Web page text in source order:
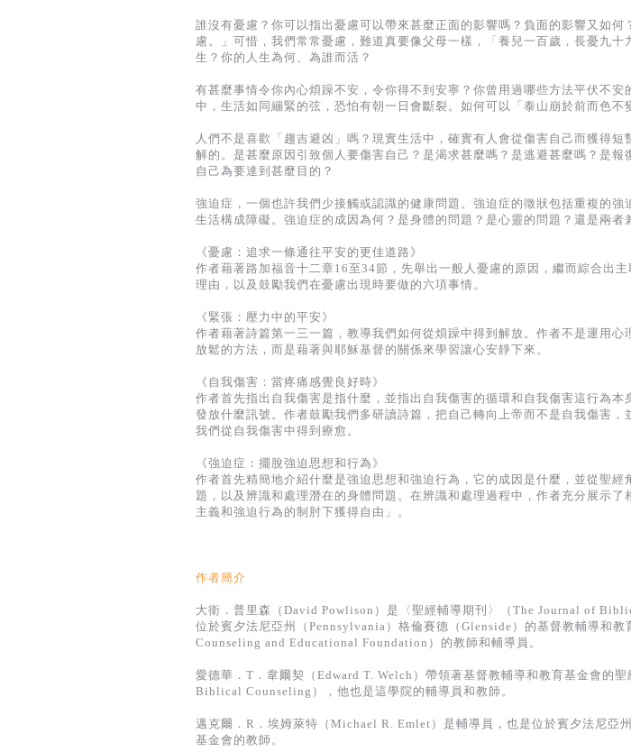
誰沒有憂慮？你可以指出憂慮可以帶來甚麼正面的影響嗎？負面的影響又如何
慮。」可惜，我們常常憂慮，難道真要像父母一樣，「養兒一百歲，長憂九十
生？你的人生為何、為誰而活？
有甚麼事情令你內心煩躁不安，令你得不到安寧？你曾用過哪些方法平伏不安
中，生活如同繃緊的弦，恐怕有朝一日會斷裂。如何可以「泰山崩於前而色不
人們不是喜歡「趨吉避凶」嗎？現實生活中，確實有人會從傷害自己而獲得短
解的。是甚麼原因引致個人要傷害自己？是渴求甚麼嗎？是逃避甚麼嗎？是報
自己為要達到甚麼目的？
強迫症，一個也許我們少接觸或認識的健康問題。強迫症的徵狀包括重複的強
生活構成障礙。強迫症的成因為何？是身體的問題？是心靈的問題？還是兩者
《憂慮：追求一條通往平安的更佳道路》
作者藉著路加福音十二章16至34節，先舉出一般人憂慮的原因，繼而綜合出
理由，以及鼓勵我們在憂慮出現時要做的六項事情。
《緊張：壓力中的平安》
作者藉著詩篇第一三一篇，教導我們如何從煩躁中得到解放。作者不是運用心
放鬆的方法，而是藉著與耶穌基督的關係來學習讓心安靜下來。
《自我傷害：當疼痛感覺良好時》
作者首先指出自我傷害是指什麼，並指出自我傷害的循環和自我傷害這行為本
發放什麼訊號。作者鼓勵我們多研讀詩篇，把自己轉向上帝而不是自我傷害，
我們從自我傷害中得到療愈。
《強迫症：擺脫強迫思想和行為》
作者首先精簡地介紹什麼是強迫思想和強迫行為，它的成因是什麼，並從聖經
題，以及辨識和處理潛在的身體問題。在辨識和處理過程中，作者充分展示了
主義和強迫行為的制肘下獲得自由」。
作者簡介
大衛．普里森（David Powlison）是〈聖經輔導期刊〉（The Journal of
位於賓夕法尼亞州（Pennsylvania）格倫賽德（Glenside）的基督教輔導和
Counseling and Educational Foundation）的教師和輔導員。
愛德華．T．韋爾契（Edward T. Welch）帶領著基督教輔導和教育基金會的
Biblical Counseling），他也是這學院的輔導員和教師。
邁克爾．R．埃姆萊特（Michael R. Emlet）是輔導員，也是位於賓夕法尼亞
基金會的教師。